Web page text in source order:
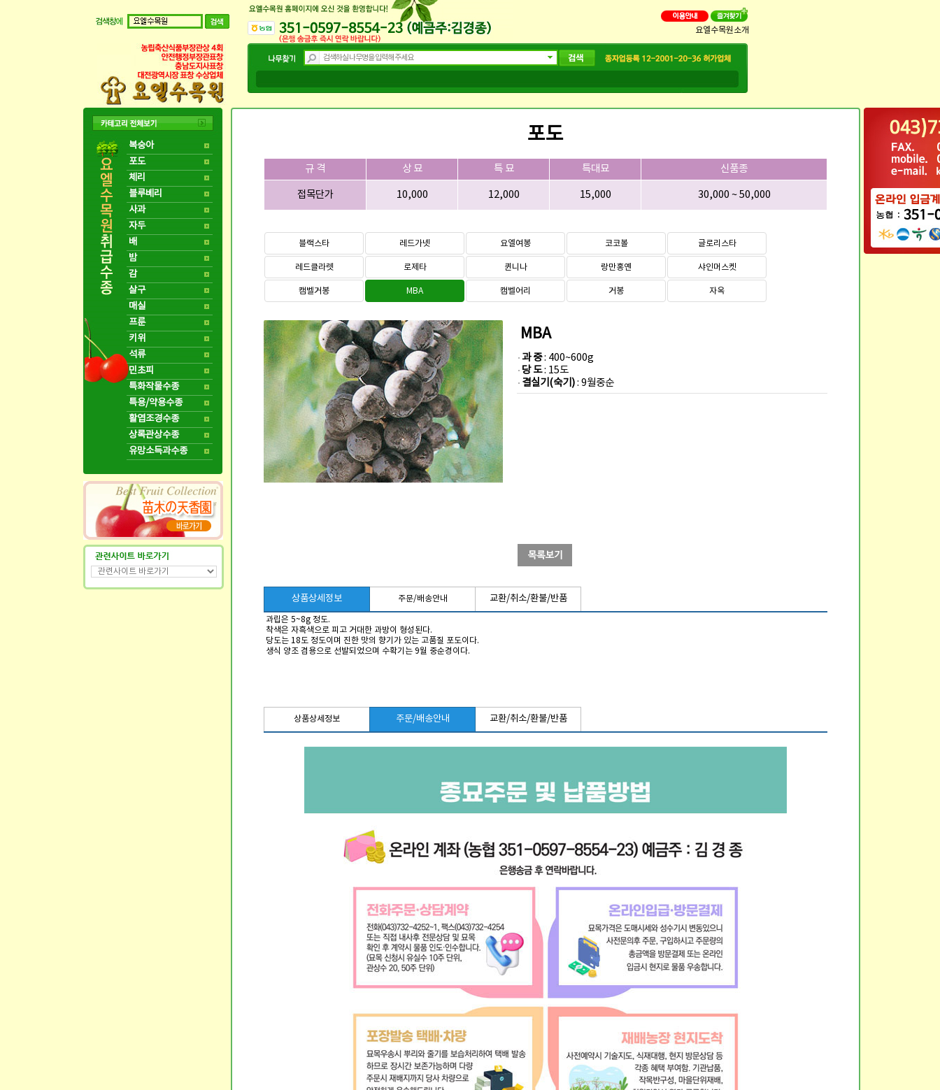
요엘수목원소개
복숭아
포도
체리
블루베리
사과
자두
배
밤
감
살구
매실
프룬
키위
석류
민초피
특화작물수종
특용/약용수종
활엽조경수종
상록관상수종
유망소득과수종
포도
규 격 상 묘 특 묘 특대묘 신품종
접목단가 10,000 12,000 15,000 30,000 ~ 50,000
블랙스타 레드가넷 요엘여봉 코코볼 글로리스타
레드클라렛 로제타 퀸니나 랑만홍옌 샤인머스켓
캠벨거봉 MBA 캠벨어리 거봉 자옥
MBA
과 중: 400~600g
당 도: 15도
결실기(숙기): 9월중순
상품상세정보 주문/배송안내 교환/취소/환불/반품
과립은 5~8g 정도.
착색은 자흑색으로 피고 거대한 과방이 형성된다.
당도는 18도 정도이며 진한 맛의 향기가 있는 고품질 포도이다.
생식 양조 겸용으로 선발되었으며 수확기는 9월 중순경이다.
상품상세정보 주문/배송안내 교환/취소/환불/반품